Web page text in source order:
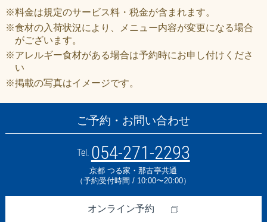
※料金は規定のサービス料・税金が含まれます。
※食材の入荷状況により、メニュー内容が変更になる場合
がございます。
※アレルギー食材がある場合は予約時にお申し付けくださ
い
※掲載の写真はイメージです。
ご予約・お問い合わせ
Tel. 054-271-2293
京都 つる家・那古亭共通
（予約受付時間 / 10:00〜20:00）
オンライン予約